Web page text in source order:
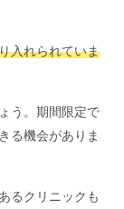
入れられていま
う。期間限定で
る機会がありま
るクリニックも